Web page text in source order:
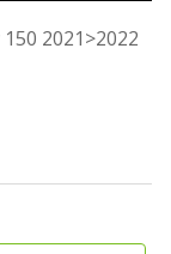
2021>2022